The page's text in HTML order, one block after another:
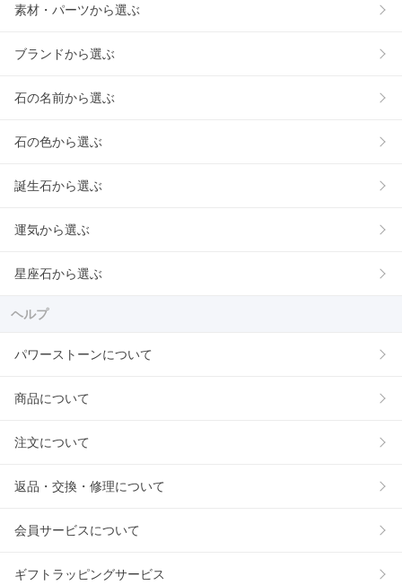
素材・パーツから選ぶ
ブランドから選ぶ
石の名前から選ぶ
石の色から選ぶ
誕生石から選ぶ
運気から選ぶ
星座石から選ぶ
ヘルプ
パワーストーンについて
商品について
注文について
返品・交換・修理について
会員サービスについて
ギフトラッピングサービス